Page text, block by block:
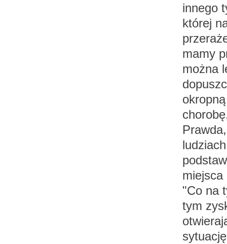
innego
której
mamy
można
"Co na
tym